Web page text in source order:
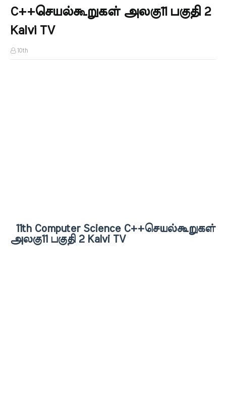
C++செயல்கூறுகள் அலகு11 பகுதி 2
Kalvi TV
10th
11th Computer Science C++செயல்கூறுகள்
அலகு11 பகுதி 2 Kalvi TV